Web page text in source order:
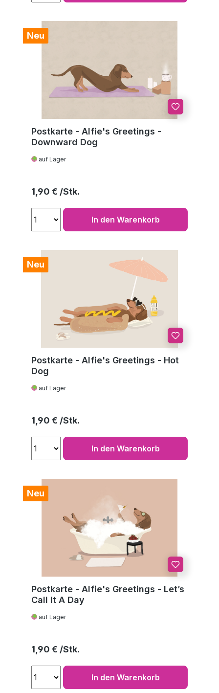
Neu
Postkarte - Alfie's Greetings -
Downward Dog
auf Lager
Regulärer Preis:
1,90 €
In den Warenkorb
Neu
Postkarte - Alfie's Greetings - Hot
Dog
auf Lager
Regulärer Preis:
1,90 €
In den Warenkorb
Neu
Postkarte - Alfie's Greetings - Let’s
Call It A Day
auf Lager
Regulärer Preis:
1,90 €
In den Warenkorb